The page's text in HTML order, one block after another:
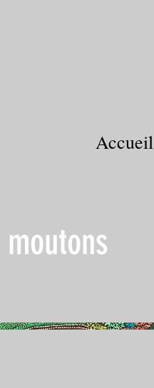
Accueil